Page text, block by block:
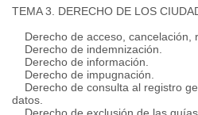
TEMA 3. DERECHO DE LOS
Derecho de acceso, cancelación,
Derecho de indemnización.
Derecho de información.
Derecho de impugnación.
Derecho de consulta al registro
datos.